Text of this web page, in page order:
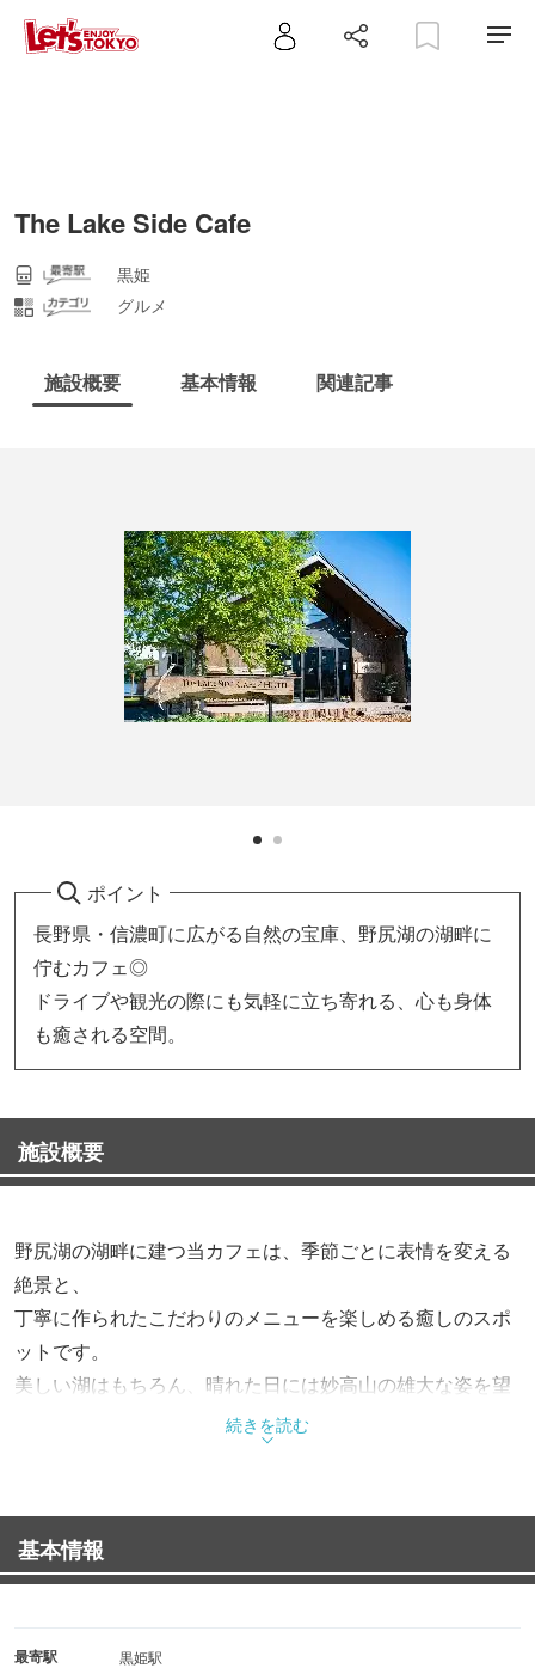
The Lake Side Cafe
黒姫
グルメ
施設概要 基本情報 関連記事
ポイント
長野県・信濃町に広がる自然の宝庫、野尻湖の湖畔に
佇むカフェ◎
ドライブや観光の際にも気軽に立ち寄れる、心も身体
も癒される空間。
施設概要
野尻湖の湖畔に建つ当カフェは、季節ごとに表情を変える
絶景と、
丁寧に作られたこだわりのメニューを楽しめる癒しのスポ
ットです。
美しい湖はもちろん、晴れた日には妙高山の雄大な姿を望
まさに「ロケーションがごちそう」と言える空間になって
濃厚でとろけるような口どけが自慢の「自家製バスクチー
ズケーキ」は、
ランス。
続きを読む
基本情報
最寄駅 黒姫駅